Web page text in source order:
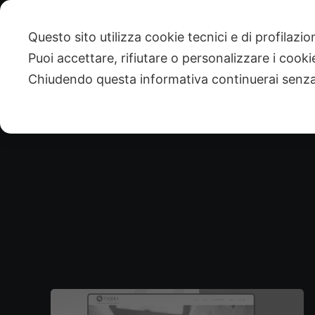
Salta
contenuto
Sviluppo
Sviluppo
Questo sito utilizza cookie tecnici e di
Puoi accettare, rifiutare o personalizzare i
Chiudendo questa informativa continuerai